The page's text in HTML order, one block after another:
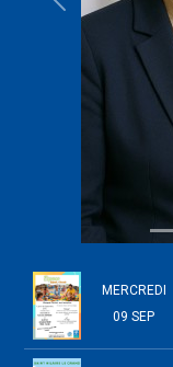
MERCREDI
09 SEP